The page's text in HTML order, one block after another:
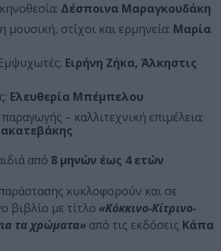
Δέσποινα Μαραγκουδάκη
στίχοι και ερμηνεία: Μαρία
Ειρήνη Ζήκα, Άλκηστις
Ελευθερία Μπέμπελου
– καλλιτεχνική επιμέλεια:
από 8 μηνών έως 4 ετών
κυκλοφορούν και σε
βιβλίο με τίτλο «Κόκκινο-Κίτρινο-
τα χρώματα» από τις εκδόσεις Κάπα